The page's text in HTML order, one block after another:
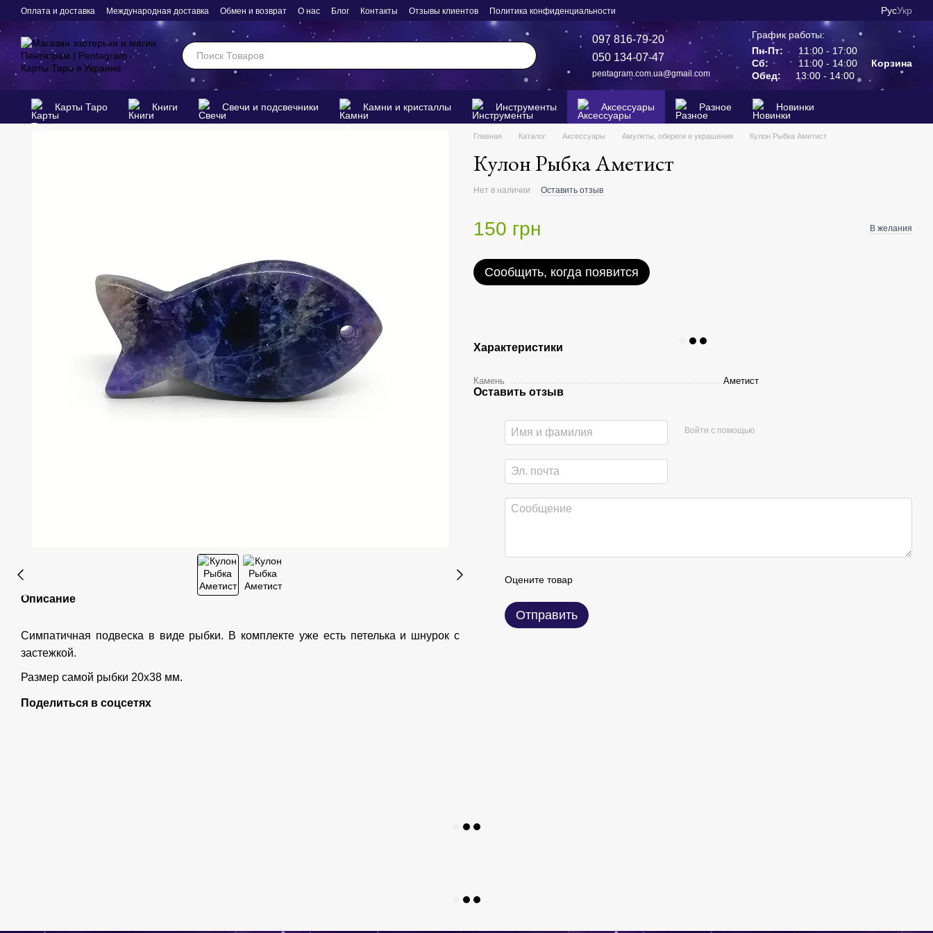
Перейти к основному контенту
Оплата и доставка Международная доставка Обмен и возврат О нас Блог Контакты Отзывы клиентов Политика конфиденциальности РусУкр
097 816-79-20
050 134-07-47
pentagram.com.ua@gmail.com
График работы:
Пн-Пт:
11:00 - 17:00
Сб:
11:00 - 14:00
Обед:
13:00 - 14:00
Корзина
Карты Таро Книги Свечи и подсвечники Камни и кристаллы Инструменты Аксессуары Разное Новинки
Описание
Симпатичная подвеска в виде рыбки. В комплекте уже есть петелька и шнурок с
застежкой.
Размер самой рыбки 20х38 мм.
Поделиться в соцсетях
Главная Каталог Аксессуары Амулеты, обереги и украшения Кулон Рыбка Аметист
Кулон Рыбка Аметист
Нет в наличии Оставить отзыв
150 грн В желания
Сообщить, когда появится
Характеристики
Камень Аметист
Оставить отзыв
Войти с помощью
Оцените товар
Отправить